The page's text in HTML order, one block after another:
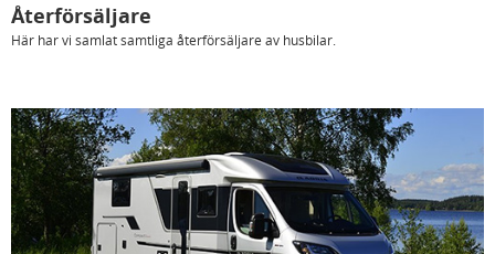
Återförsäljare
Här har vi samlat samtliga återförsäljare av husbilar.